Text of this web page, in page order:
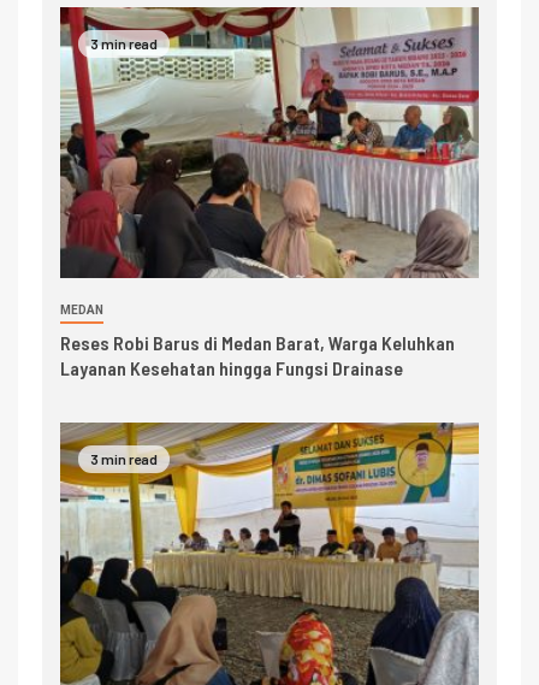
3 min read
MEDAN
Reses Robi Barus di Medan Barat, Warga Keluhkan
Layanan Kesehatan hingga Fungsi Drainase
3 min read